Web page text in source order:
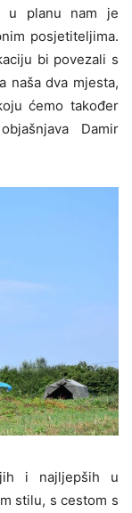
u planu nam je
posjetiteljima.
bi povezali s
naša dva mjesta,
ćemo također
Damir
i najljepših u
stilu, s cestom s